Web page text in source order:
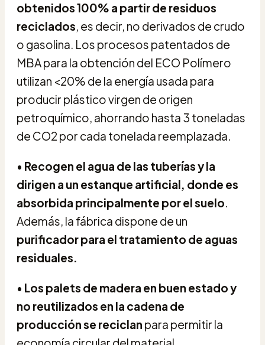
obtenidos 100% a partir de residuos
reciclados, es decir, no derivados de crudo
o gasolina. Los procesos patentados de
MBA para la obtención del ECO Polímero
utilizan <20% de la energía usada para
producir plástico virgen de origen
petroquímico, ahorrando hasta 3 toneladas
de CO2 por cada tonelada reemplazada.
• Recogen el agua de las tuberías y la
dirigen a un estanque artificial, donde es
absorbida principalmente por el suelo.
Además, la fábrica dispone de un
purificador para el tratamiento de aguas
residuales.
• Los palets de madera en buen estado y
no reutilizados en la cadena de
producción se reciclan para permitir la